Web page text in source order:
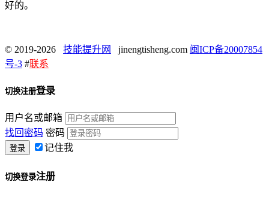
好的。
© 2019-2026 技能提升网 jinengtisheng.com 闽ICP备20007854
号-3 #联系
切换注册登录
用户名或邮箱
找回密码 密码
记住我
切换登录注册